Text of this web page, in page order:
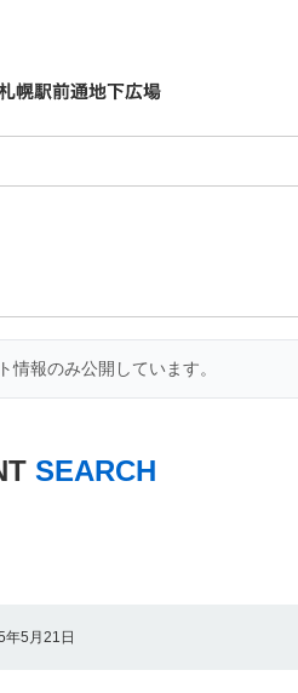
報のみ公開しています。
SEARCH
年5月21日